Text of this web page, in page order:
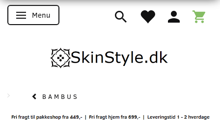
Skifte navigation
Menu
B A M B U S